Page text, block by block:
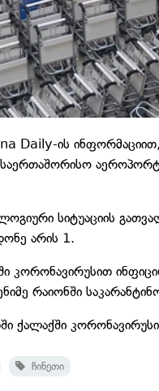
Daily-ის
საერთაშორისო
სიტუაციის
არის 1.
კორონავირუსით
რაიონში
ქალაქში
ჩინეთი